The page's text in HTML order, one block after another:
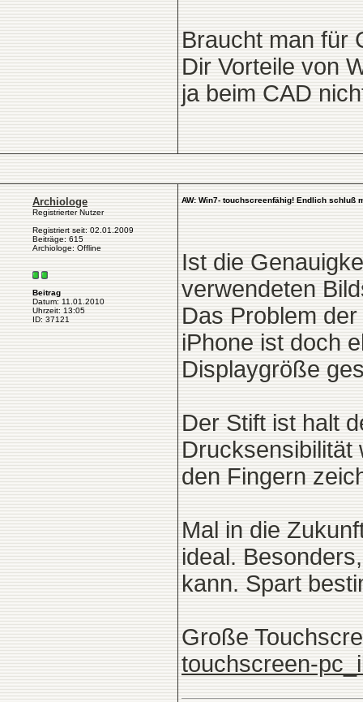
Braucht man für
Dir Vorteile von
ja beim CAD
Archiologe
Registrierter Nutzer
Registriert seit: 02.01.2009
Beiträge: 615
Archiologe: Offline
Beitrag
Datum: 11.01.2010
Uhrzeit: 13:05
ID: 37121
AW: Win7- touchscreenfähig! Endlich schluß
Ist die
verwendeten
Das Problem
iPhone ist doch
Displaygröße
Der Stift ist halt
Drucksensibilität
den Fingern
Mal in die
ideal.
kann. Spart
Große
touchscreen-